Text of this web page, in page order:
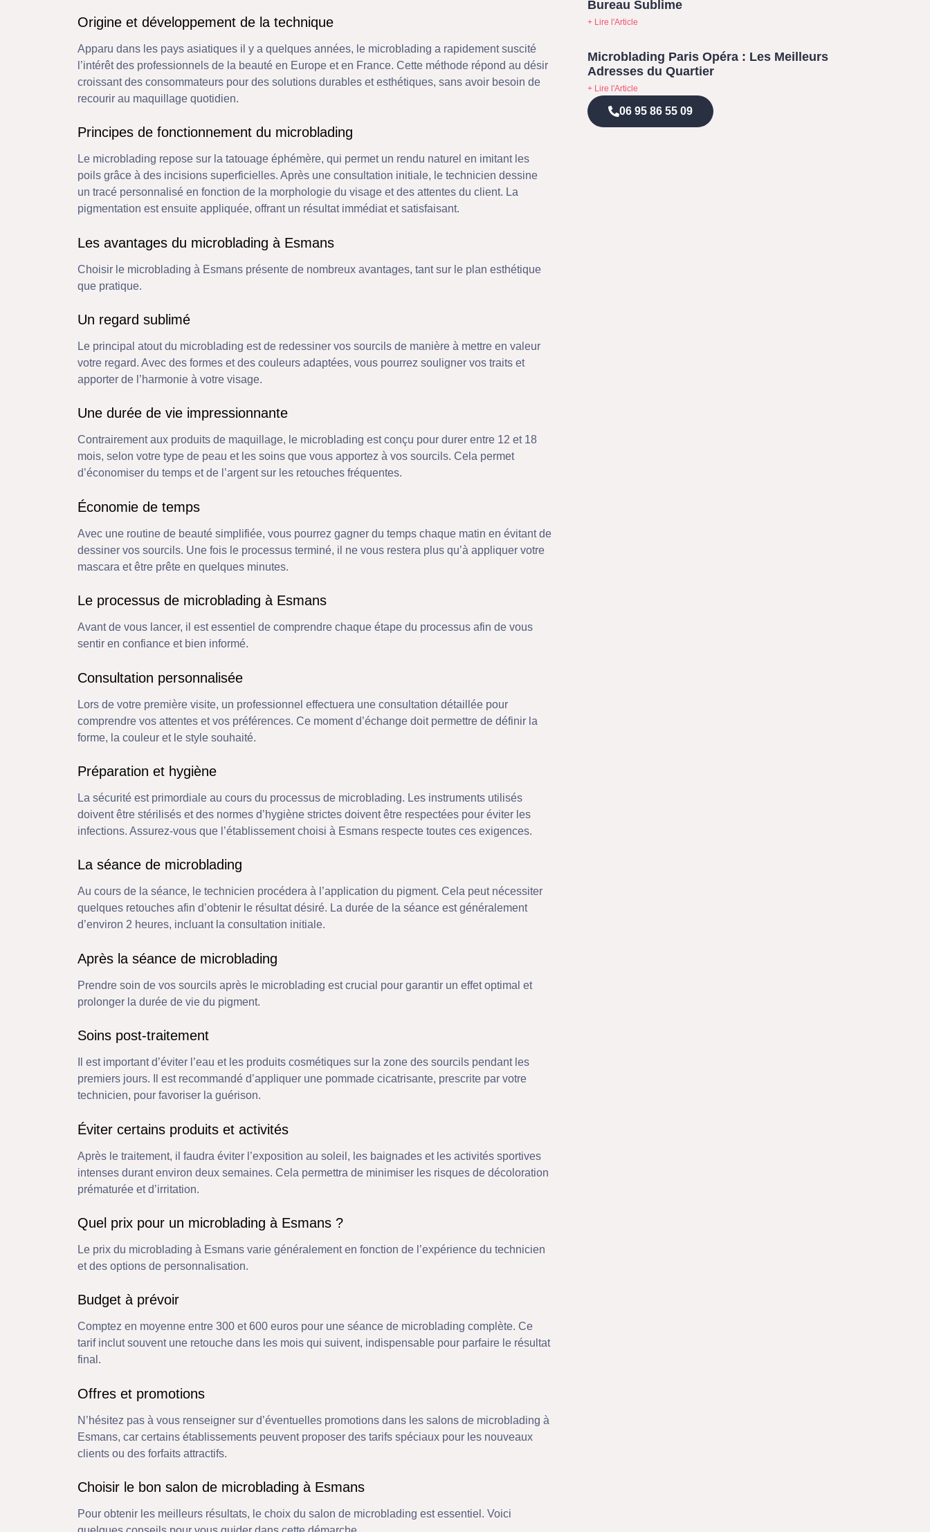
Origine et développement de la technique
Apparu dans les pays asiatiques il y a quelques années, le microblading a rapidement suscité
l’intérêt des professionnels de la beauté en Europe et en France. Cette méthode répond au désir
croissant des consommateurs pour des solutions durables et esthétiques, sans avoir besoin de
recourir au maquillage quotidien.
Principes de fonctionnement du microblading
Le microblading repose sur la tatouage éphémère, qui permet un rendu naturel en imitant les
poils grâce à des incisions superficielles. Après une consultation initiale, le technicien dessine
un tracé personnalisé en fonction de la morphologie du visage et des attentes du client. La
pigmentation est ensuite appliquée, offrant un résultat immédiat et satisfaisant.
Les avantages du microblading à Esmans
Choisir le microblading à Esmans présente de nombreux avantages, tant sur le plan esthétique
que pratique.
Un regard sublimé
Le principal atout du microblading est de redessiner vos sourcils de manière à mettre en valeur
votre regard. Avec des formes et des couleurs adaptées, vous pourrez souligner vos traits et
apporter de l’harmonie à votre visage.
Une durée de vie impressionnante
Contrairement aux produits de maquillage, le microblading est conçu pour durer entre 12 et 18
mois, selon votre type de peau et les soins que vous apportez à vos sourcils. Cela permet
d’économiser du temps et de l’argent sur les retouches fréquentes.
Économie de temps
Avec une routine de beauté simplifiée, vous pourrez gagner du temps chaque matin en évitant de
dessiner vos sourcils. Une fois le processus terminé, il ne vous restera plus qu’à appliquer votre
mascara et être prête en quelques minutes.
Le processus de microblading à Esmans
Avant de vous lancer, il est essentiel de comprendre chaque étape du processus afin de vous
sentir en confiance et bien informé.
Consultation personnalisée
Lors de votre première visite, un professionnel effectuera une consultation détaillée pour
comprendre vos attentes et vos préférences. Ce moment d’échange doit permettre de définir la
forme, la couleur et le style souhaité.
Préparation et hygiène
La sécurité est primordiale au cours du processus de microblading. Les instruments utilisés
doivent être stérilisés et des normes d’hygiène strictes doivent être respectées pour éviter les
infections. Assurez-vous que l’établissement choisi à Esmans respecte toutes ces exigences.
La séance de microblading
Au cours de la séance, le technicien procédera à l’application du pigment. Cela peut nécessiter
quelques retouches afin d’obtenir le résultat désiré. La durée de la séance est généralement
d’environ 2 heures, incluant la consultation initiale.
Après la séance de microblading
Prendre soin de vos sourcils après le microblading est crucial pour garantir un effet optimal et
prolonger la durée de vie du pigment.
Soins post-traitement
Il est important d’éviter l’eau et les produits cosmétiques sur la zone des sourcils pendant les
premiers jours. Il est recommandé d’appliquer une pommade cicatrisante, prescrite par votre
technicien, pour favoriser la guérison.
Éviter certains produits et activités
Après le traitement, il faudra éviter l’exposition au soleil, les baignades et les activités sportives
intenses durant environ deux semaines. Cela permettra de minimiser les risques de décoloration
prématurée et d’irritation.
Quel prix pour un microblading à Esmans ?
Le prix du microblading à Esmans varie généralement en fonction de l’expérience du technicien
et des options de personnalisation.
Budget à prévoir
Comptez en moyenne entre 300 et 600 euros pour une séance de microblading complète. Ce
tarif inclut souvent une retouche dans les mois qui suivent, indispensable pour parfaire le résultat
final.
Offres et promotions
N’hésitez pas à vous renseigner sur d’éventuelles promotions dans les salons de microblading à
Esmans, car certains établissements peuvent proposer des tarifs spéciaux pour les nouveaux
clients ou des forfaits attractifs.
Choisir le bon salon de microblading à Esmans
Pour obtenir les meilleurs résultats, le choix du salon de microblading est essentiel. Voici
Bureau Sublime
+ Lire l'Article
Microblading Paris Opéra : Les Meilleurs
Adresses du Quartier
+ Lire l'Article
06 95 86 55 09